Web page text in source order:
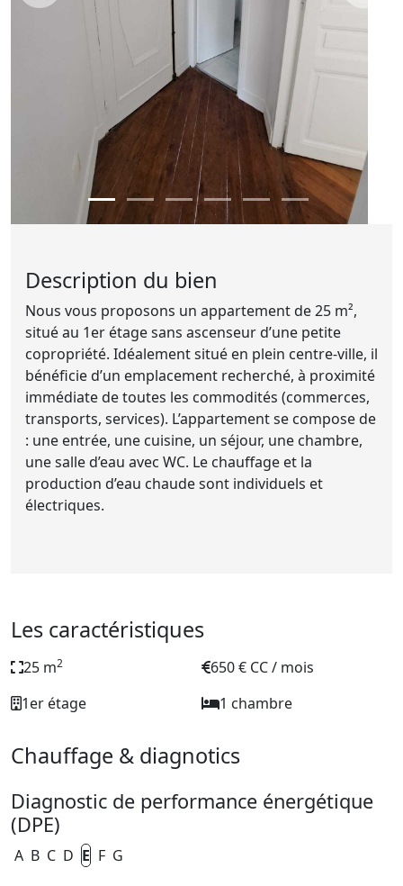
Description du bien
Nous vous proposons un appartement de 25 m²,
situé au 1er étage sans ascenseur d’une petite
copropriété. Idéalement situé en plein centre-ville, il
bénéficie d’un emplacement recherché, à proximité
immédiate de toutes les commodités (commerces,
transports, services). L’appartement se compose de
: une entrée, une cuisine, un séjour, une chambre,
une salle d’eau avec WC. Le chauffage et la
production d’eau chaude sont individuels et
électriques.
Les caractéristiques
25 m2
650 € CC / mois
1er étage
1 chambre
Chauffage & diagnotics
Diagnostic de performance énergétique
(DPE)
A B C D E F G